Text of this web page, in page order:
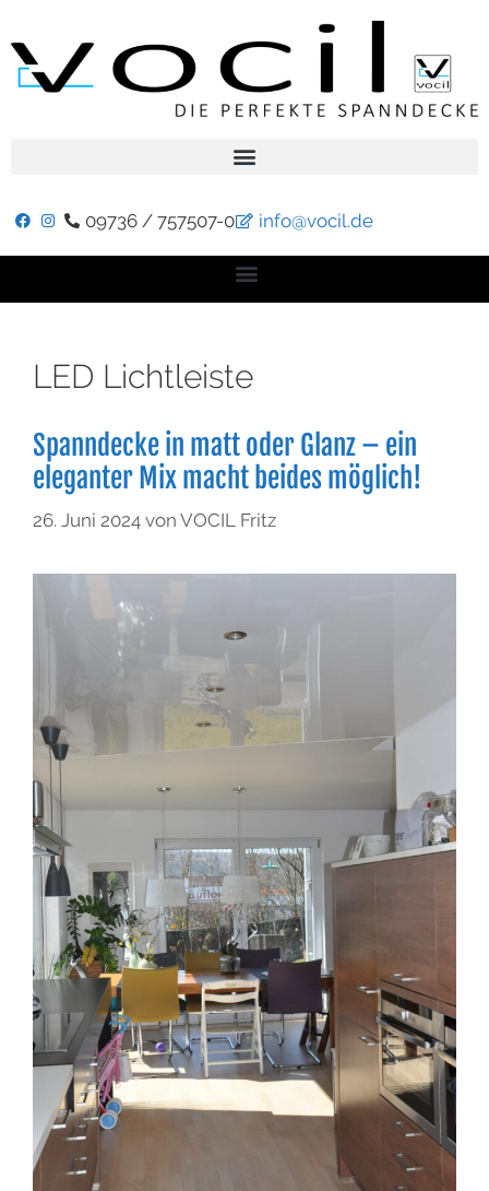
09736 / 757507-0 info@vocil.de
LED Lichtleiste
Spanndecke in matt oder Glanz – ein
eleganter Mix macht beides möglich!
26. Juni 2024 von VOCIL Fritz